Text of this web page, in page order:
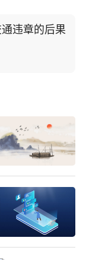
违章的后果